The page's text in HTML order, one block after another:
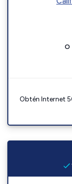
o
Obtén Internet